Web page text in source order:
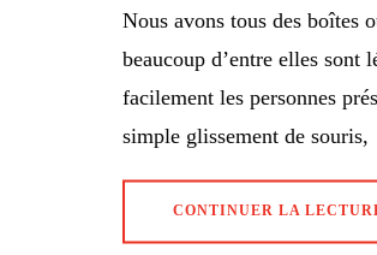
Nous avons tous des boîtes
beaucoup d’entre elles sont
facilement les personnes
simple glissement de souris,
CONTINUER LA